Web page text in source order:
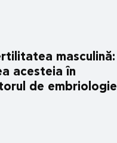
masculină:
acesteia în
de embriologie